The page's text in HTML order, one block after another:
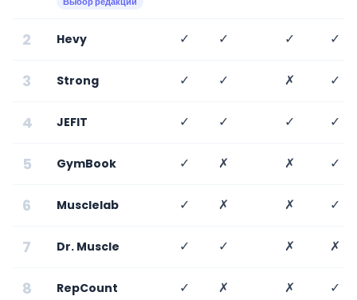
2 Hevy ✓ ✓ ✓ ✓
3 Strong ✓ ✓ ✗ ✓
4 JEFIT ✓ ✓ ✓ ✓
5 GymBook ✓ ✗ ✗ ✓
6 Musclelab ✓ ✗ ✗ ✓
7 Dr. Muscle ✓ ✓ ✗ ✗
8 RepCount ✓ ✗ ✗ ✓